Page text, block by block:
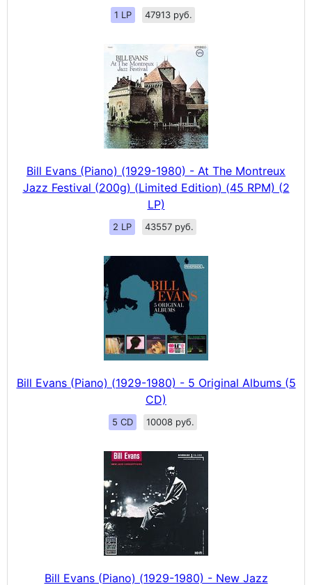
1 LP 47913 руб.
Bill Evans (Piano) (1929-1980) - At The Montreux
Jazz Festival (200g) (Limited Edition) (45 RPM) (2
LP)
2 LP 43557 руб.
Bill Evans (Piano) (1929-1980) - 5 Original Albums (5
CD)
5 CD 10008 руб.
Bill Evans (Piano) (1929-1980) - New Jazz